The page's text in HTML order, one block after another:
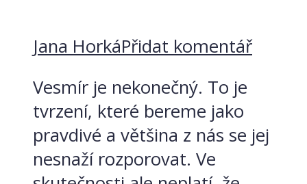
Jana HorkáPřidat komentář
Vesmír je nekonečný. To je
tvrzení, které bereme jako
pravdivé a většina z nás se jej
nesnaží rozporovat. Ve